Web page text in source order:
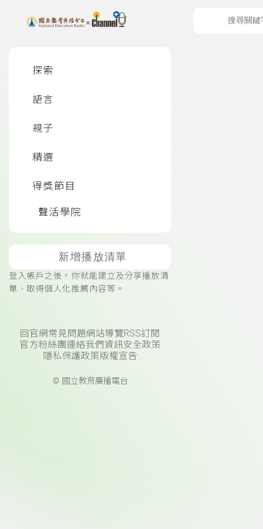
上方功能區塊
探索
語言
親子
精選
得獎節目
聲活學院
新增播放清單
登入帳戶之後，你就能建立及分享播放清
單、取得個人化推薦內容等。
回官網常見問題網站導覽RSS訂閱
官方粉絲團連絡我們 資訊安全政策
隱私保護政策版權宣告
© 國立教育廣播電台